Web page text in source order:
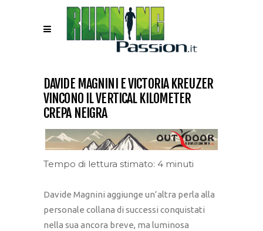
DAVIDE MAGNINI E VICTORIA KREUZER
VINCONO IL VERTICAL KILOMETER
CREPA NEIGRA
Tempo di lettura stimato: 4 minuti
Davide Magnini aggiunge un’altra perla alla
personale collana di successi conquistati
nella sua ancora breve, ma luminosa